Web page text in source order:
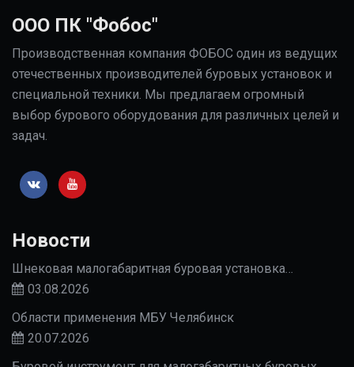
ООО ПК "Фобос"
Производственная компания ФОБОС один из ведущих
отечественных производителей буровых установок и
специальной техники. Мы предлагаем огромный
выбор бурового оборудования для различных целей и
задач.
Новости
Шнековая малогабаритная буровая установка…
03.08.2026
Области применения МБУ Челябинск
20.07.2026